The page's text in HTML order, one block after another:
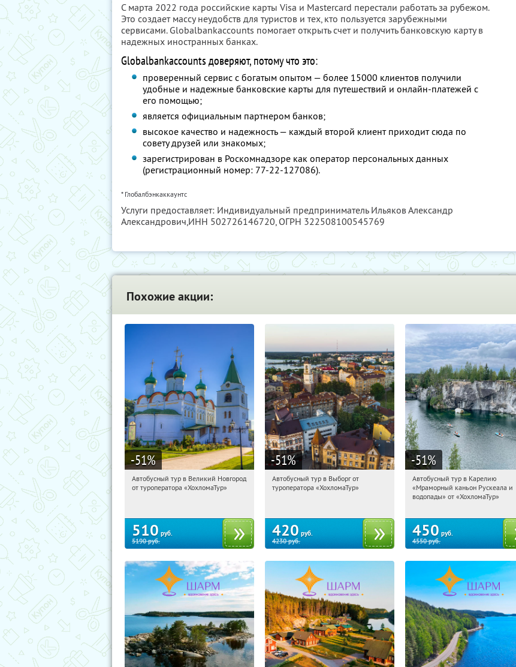
С марта 2022 года российские карты Visa и Mastercard перестали работать за рубежом.
Это создает массу неудобств для туристов и тех, кто пользуется зарубежными
сервисами. Globalbankaссounts помогает открыть счет и получить банковскую карту в
надежных иностранных банках.
Globalbankaccounts доверяют, потому что это:
проверенный сервис с богатым опытом — более 15000 клиентов получили
удобные и надежные банковские карты для путешествий и онлайн-платежей с
его помощью;
является официальным партнером банков;
высокое качество и надежность — каждый второй клиент приходит сюда по
совету друзей или знакомых;
зарегистрирован в Роскомнадзоре как оператор персональных данных
(регистрационный номер: 77-22-127086).
* Глобалбэнкаккаунтс
Услуги предоставляет: Индивидуальный предприниматель Ильяков Александр
Александрович,ИНН 502726146720, ОГРН 322508100545769
Похожие акции:
-51%
16:36:48 Купили:2
Автобусный тур в Великий Новгород
от туроператора «ХохломаТур»
510 руб.
5190руб.
-51%
16:36:48 Купили:
Автобусный тур в Выборг от
туроператора «ХохломаТур»
420 руб.
4230руб.
-51%
16:36:48 Купили:
Сенная площадь
Автобусный тур в Карелию
«Мраморный каньон Рускеала и
водопады» от «ХохломаТур»
450 руб.
4550руб.